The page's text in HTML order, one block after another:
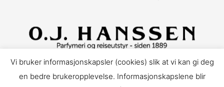
Copyright © 2025. All Rights Reserved.
Nettløsning levert av Make Customers.
Vi bruker informasjonskapsler (cookies) slik at vi kan gi deg
en bedre brukeropplevelse. Informasjonskapslene blir